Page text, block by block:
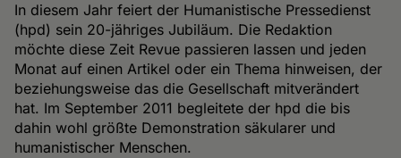
In diesem Jahr feiert der Humanistische Pressedienst
(hpd) sein 20-jähriges Jubiläum. Die Redaktion
möchte diese Zeit Revue passieren lassen und jeden
Monat auf einen Artikel oder ein Thema hinweisen, der
beziehungsweise das die Gesellschaft mitverändert
hat. Im September 2011 begleitete der hpd die bis
dahin wohl größte Demonstration säkularer und
humanistischer Menschen.